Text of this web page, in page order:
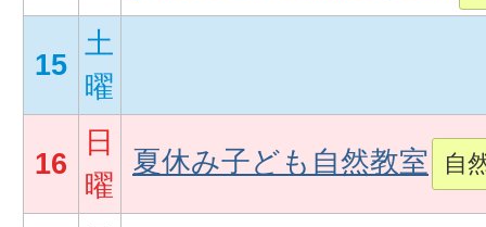
15
土
曜
16
日
曜
夏休み子ども自然教室 自